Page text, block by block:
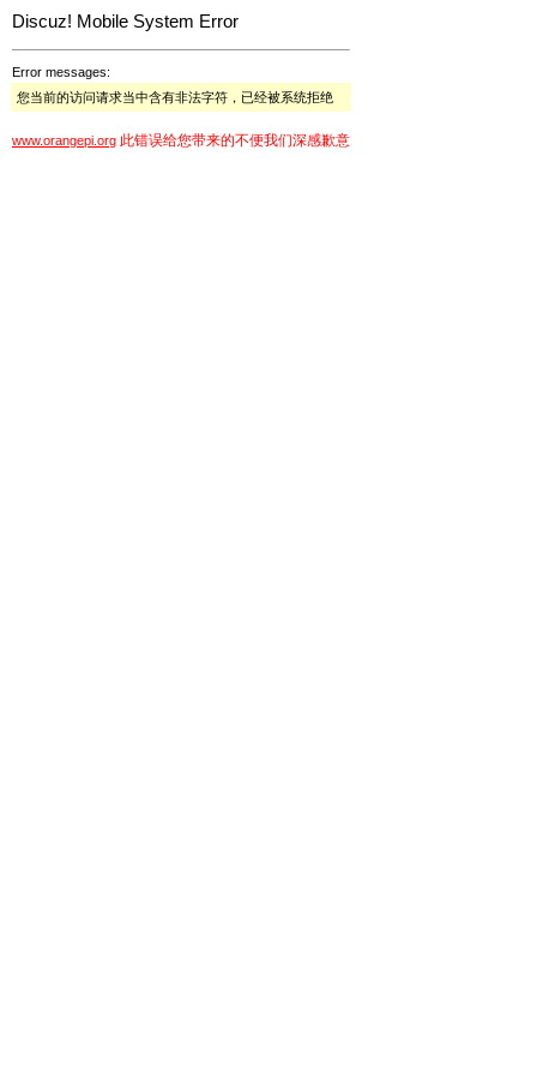
Discuz! Mobile System Error
Error messages:
您当前的访问请求当中含有非法字符，已经被系统拒绝
www.orangepi.org 此错误给您带来的不便我们深感歉意